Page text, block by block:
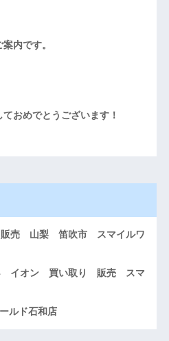
内です。
おめでとうございます！
売 山梨 笛吹市 スマイルワ
オン 買い取り 販売 スマ
ルド石和店